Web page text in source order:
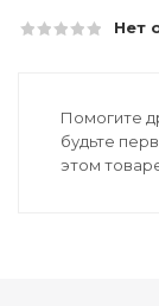
Нет
Помогите
будьте
этом